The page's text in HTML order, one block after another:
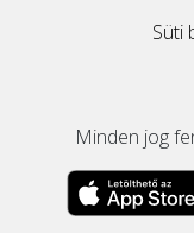
Süti
Minden jog